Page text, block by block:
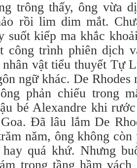
trông thấy, ông vừa
rồi lim dim mắt.
suốt kiếp ma khắc
công trình phiên dịch
vật tiểu thuyết Tự
ngữ khác. De Rhodes
phản chiếu trong
bé Alexandre khi
Ðã lâu lắm De
năm, ông không
quá khứ. Nhưng
trong tầng hầm